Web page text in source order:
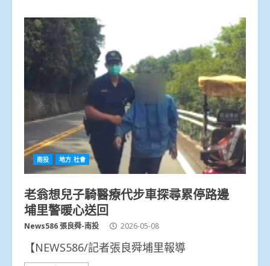
南投 地方.社會
老翁想兒子騎醫療代步車探尋累停路邊
埔里警暖心送回
News586 張良舜-南投 2026-05-08
【NEWS586/記者張良舜埔里報導